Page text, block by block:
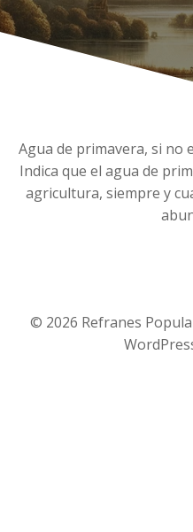
Agua de primavera, si no
Indica que el agua de
agricultura, siempre y
© 2026 Refranes